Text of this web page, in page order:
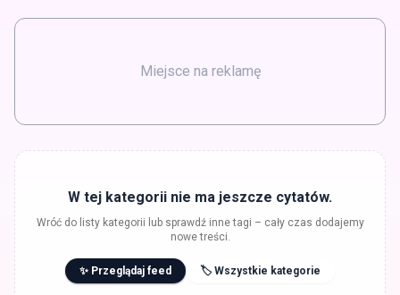
Miejsce na reklamę
W tej kategorii nie ma jeszcze cytatów.
Wróć do listy kategorii lub sprawdź inne tagi – cały czas dodajemy
nowe treści.
✨ Przeglądaj feed 🏷️ Wszystkie kategorie